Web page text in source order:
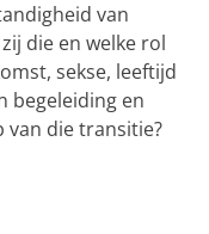
van
die en welke rol
sekse, leeftijd
begeleiding en
die transitie?